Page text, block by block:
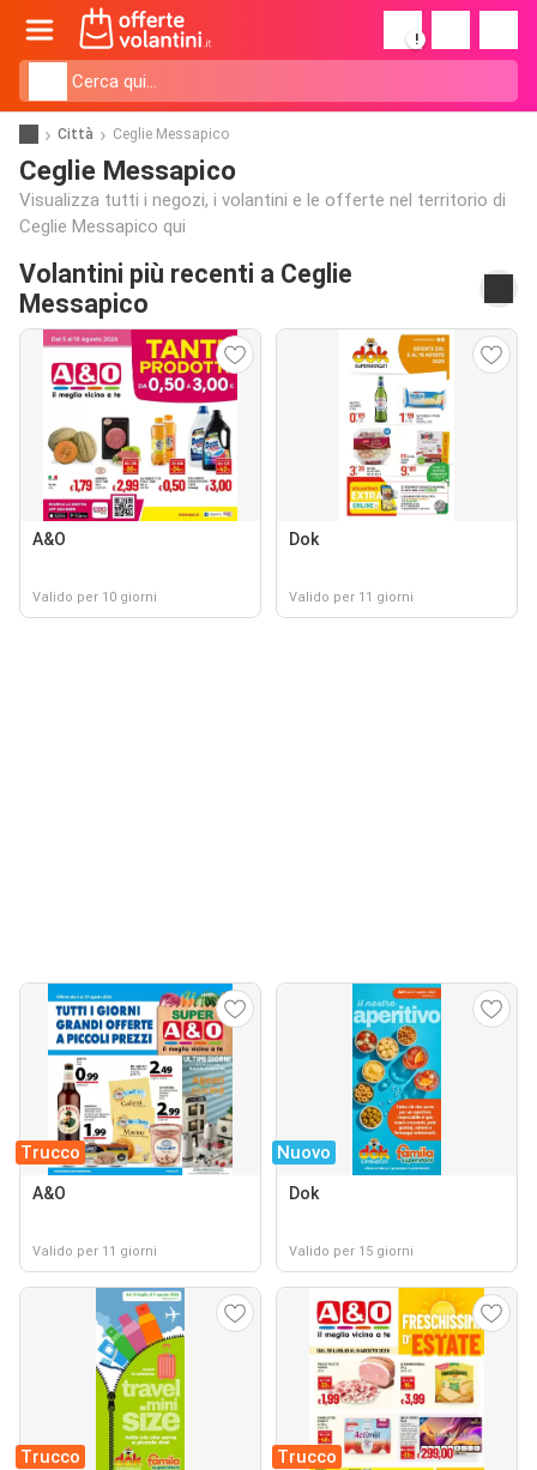
!
Città Ceglie Messapico
Ceglie Messapico
Visualizza tutti i negozi, i volantini e le offerte nel territorio di
Ceglie Messapico qui
Volantini più recenti a Ceglie
Messapico
A&O
Valido per 10 giorni
Dok
Valido per 11 giorni
Trucco
A&O
Valido per 11 giorni
Nuovo
Dok
Valido per 15 giorni
Trucco Trucco